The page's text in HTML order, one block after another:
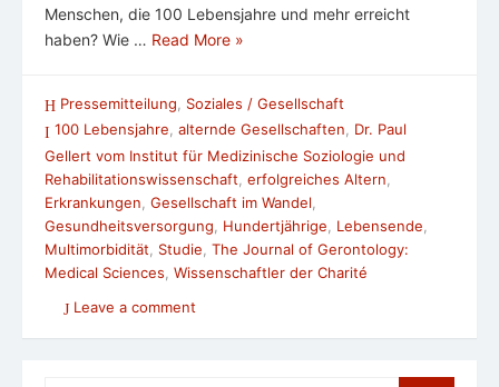
Menschen, die 100 Lebensjahre und mehr erreicht
haben? Wie … Read More »
Pressemitteilung
Soziales / Gesellschaft
100 Lebensjahre, alternde Gesellschaften, Dr. Paul
Gellert vom Institut für Medizinische Soziologie und
Rehabilitationswissenschaft erfolgreiches Altern
Erkrankungen Gesellschaft im Wandel
Gesundheitsversorgung
Hundertjährige Lebensende
Multimorbidität
Studie The Journal of Gerontology:
Medical Sciences Wissenschaftler der Charité
Leave a comment